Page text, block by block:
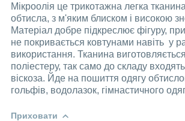
Мікроолія це трикотажна легка
обтисла, з м'яким блиском і високою
Матеріал добре підкреслює фігуру,
не покривається ковтунами навіть у
використання. Тканина
поліестеру, так само до складу
віскоза. Йде на пошиття одягу
гольфів, водолазок, гімнастичного
Приховати